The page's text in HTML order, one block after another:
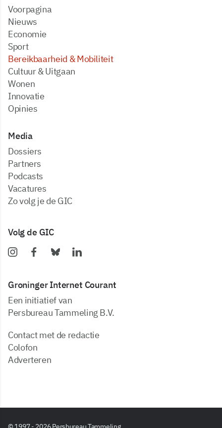
Voorpagina
Nieuws
Economie
Sport
Bereikbaarheid & Mobiliteit
Cultuur & Uitgaan
Wonen
Innovatie
Opinies
Media
dossiers
partners
podcasts
vacatures
zo volg je de GIC
Volg de GIC
Groninger Internet Courant
Een initiatief van
Persbureau Tammeling B.V.
Contact met de redactie
Colofon
Adverteren